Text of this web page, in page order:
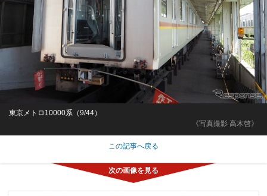
《写真撮影 高木啓》
東京メトロ10000系（9/44）
この記事へ戻る